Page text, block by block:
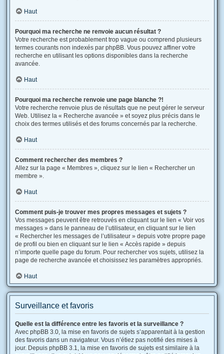
Haut
Pourquoi ma recherche ne renvoie aucun résultat ?
Votre recherche est probablement trop vague ou comprend plusieurs
termes courants non indexés par phpBB. Vous pouvez affiner votre
recherche en utilisant les options disponibles dans la recherche
avancée.
Haut
Pourquoi ma recherche renvoie une page blanche ?!
Votre recherche renvoie plus de résultats que ne peut gérer le serveur
Web. Utilisez la « Recherche avancée » et soyez plus précis dans le
choix des termes utilisés et des forums concernés par la recherche.
Haut
Comment rechercher des membres ?
Allez sur la page « Membres », cliquez sur le lien « Rechercher un
membre ».
Haut
Comment puis-je trouver mes propres messages et sujets ?
Vos messages peuvent être retrouvés en cliquant sur le lien « Voir vos
messages » dans le panneau de l’utilisateur, en cliquant sur le lien
« Rechercher les messages de l’utilisateur » depuis votre propre page
de profil ou bien en cliquant sur le lien « Accès rapide » depuis
n’importe quelle page du forum. Pour rechercher vos sujets, utilisez la
page de recherche avancée et choisissez les paramètres appropriés.
Haut
Surveillance et favoris
Quelle est la différence entre les favoris et la surveillance ?
Avec phpBB 3.0, la mise en favoris de sujets s’apparentait à la gestion
des favoris dans un navigateur. Vous n’étiez pas notifié des mises à
jour. Depuis phpBB 3.1, la mise en favoris de sujets est similaire à la